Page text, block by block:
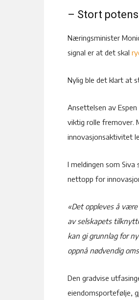
– Stort
Næringsminister
signal er at det skal
Nylig ble det klart at
Ansettelsen av
viktig rolle fremover.
innovasjonsaktivitet
I meldingen som
nettopp for
«Det oppleves å
av selskapets
kan gi grunnlag for
oppnå nødvendig
Den gradvise
eiendomsportefølje,